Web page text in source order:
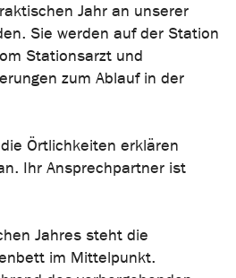
Jahr an unserer
Sie werden auf der Station
Stationsarzt und
zum Ablauf in der
Örtlichkeiten erklären
Ihr Ansprechpartner ist
Jahres steht die
im Mittelpunkt.